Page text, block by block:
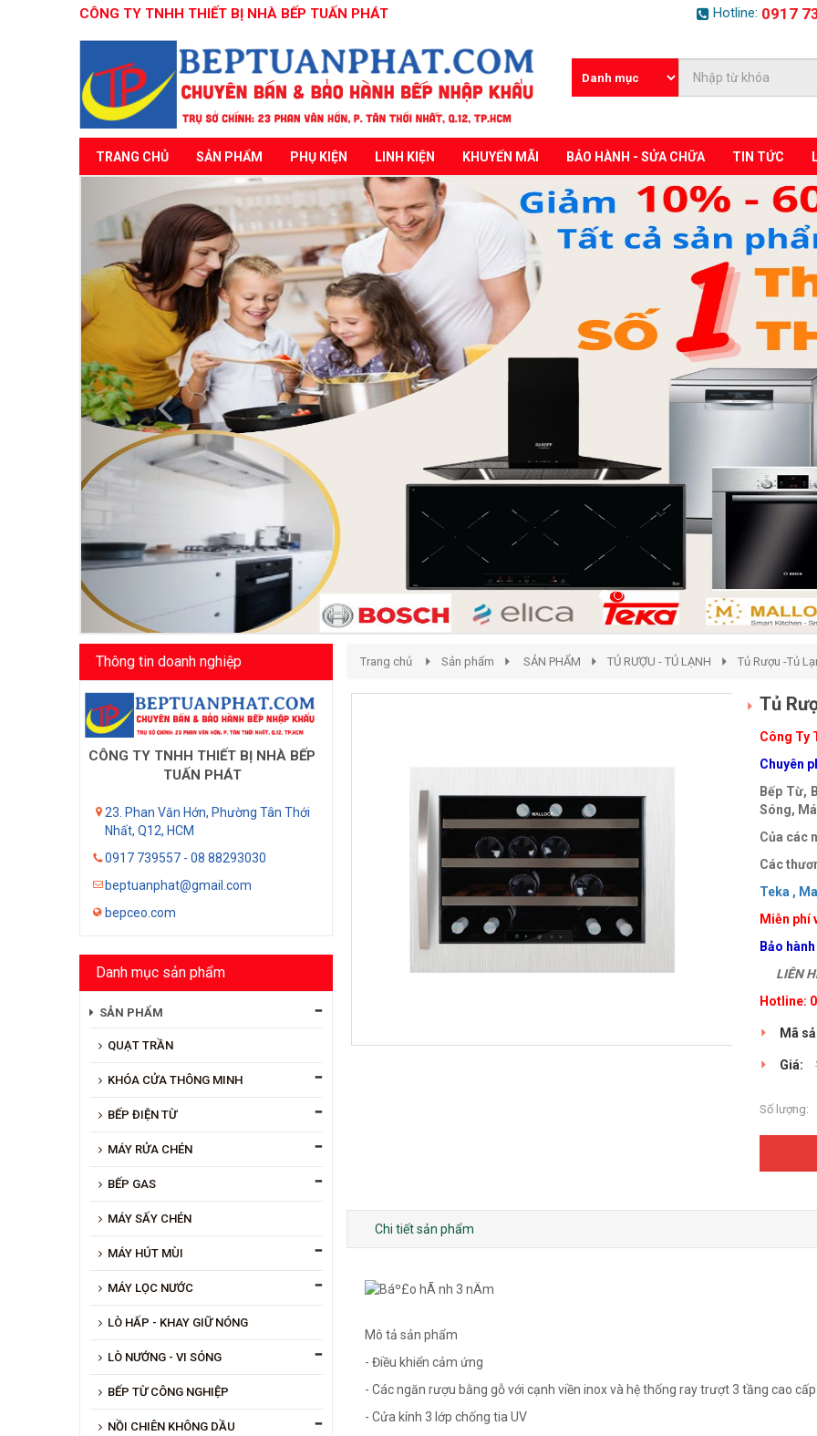
CÔNG TY TNHH THIẾT BỊ NHÀ BẾP TUẤN PHÁT Hotline: 0917
TRANG CHỦ SẢN PHẨM PHỤ KIỆN LINH KIỆN KHUYẾN MÃI BẢO HÀNH - SỬA CHỮA TIN TỨC
Previous
Thông tin doanh nghiệp
CÔNG TY TNHH THIẾT BỊ NHÀ BẾP
TUẤN PHÁT
23. Phan Văn Hớn, Phường Tân Thới
Nhất, Q12, HCM
0917 739557 - 08 88293030
beptuanphat@gmail.com
bepceo.com
Danh mục sản phẩm
SẢN PHẨM
QUẠT TRẦN
KHÓA CỬA THÔNG MINH
BẾP ĐIỆN TỪ
MÁY RỬA CHÉN
BẾP GAS
MÁY SẤY CHÉN
MÁY HÚT MÙI
MÁY LỌC NƯỚC
LÒ HẤP - KHAY GIỮ NÓNG
LÒ NƯỚNG - VI SÓNG
BẾP TỪ CÔNG NGHIỆP
NỒI CHIÊN KHÔNG DẦU
Trang chủ Sản phẩm SẢN PHẨM TỦ RƯỢU - TỦ LẠNH Tủ Rượu -Tủ
Tủ
Công Ty
Chuyên
Bếp Từ,
Sóng,
Của các
Các
Teka ,
Miễn phí
Bảo
LIÊN
Hotline:
Mã
Giá:
Số lượng:
Chi tiết sản phẩm
Mô tả sản phẩm
- Điều khiển cảm ứng
- Các ngăn rượu bằng gỗ với cạnh viền inox và hệ thống ray trượt 3 tầng cao cấp
- Cửa kính 3 lớp chống tia UV